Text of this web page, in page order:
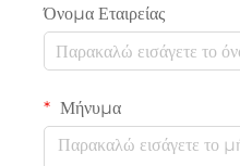
Όνομα Εταιρείας
Μήνυμα